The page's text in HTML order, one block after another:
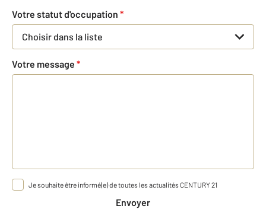
Votre statut d'occupation *
Choisir dans la liste
Votre message *
Je souhaite être informé(e) de toutes les actualités CENTURY 21
Envoyer